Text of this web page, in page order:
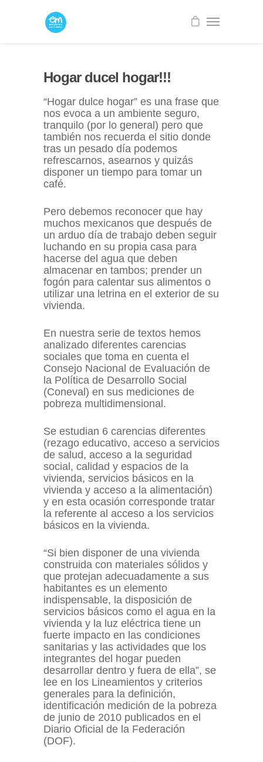
Hogar ducel hogar!!!
“Hogar dulce hogar” es una frase que
nos evoca a un ambiente seguro,
tranquilo (por lo general) pero que
también nos recuerda el sitio donde
tras un pesado día podemos
refrescarnos, asearnos y quizás
disponer un tiempo para tomar un
café.
Pero debemos reconocer que hay
muchos mexicanos que después de
un arduo día de trabajo deben seguir
luchando en su propia casa para
hacerse del agua que deben
almacenar en tambos; prender un
fogón para calentar sus alimentos o
utilizar una letrina en el exterior de su
vivienda.
En nuestra serie de textos hemos
analizado diferentes carencias
sociales que toma en cuenta el
Consejo Nacional de Evaluación de
la Política de Desarrollo Social
(Coneval) en sus mediciones de
pobreza multidimensional.
Se estudian 6 carencias diferentes
(rezago educativo, acceso a servicios
de salud, acceso a la seguridad
social, calidad y espacios de la
vivienda, servicios básicos en la
vivienda y acceso a la alimentación)
y en esta ocasión corresponde tratar
la referente al acceso a los servicios
básicos en la vivienda.
“Si bien disponer de una vivienda
construida con materiales sólidos y
que protejan adecuadamente a sus
habitantes es un elemento
indispensable, la disposición de
servicios básicos como el agua en la
vivienda y la luz eléctrica tiene un
fuerte impacto en las condiciones
sanitarias y las actividades que los
integrantes del hogar pueden
desarrollar dentro y fuera de ella”, se
lee en los Lineamientos y criterios
generales para la definición,
identificación medición de la pobreza
de junio de 2010 publicados en el
Diario Oficial de la Federación
(DOF).